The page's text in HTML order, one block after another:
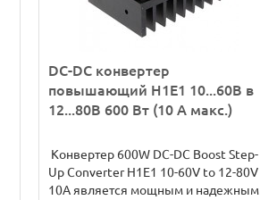
DC-DC конвертер
повышающий H1E1 10...60В в
12...80В 600 Вт (10 А макс.)
Конвертер 600W DC-DC Boost Step-
Up Converter H1E1 10-60V to 12-80V
10A является мощным и надежным